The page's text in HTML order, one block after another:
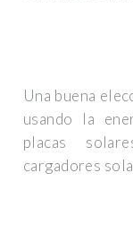
Una buena
usando la
placas
cargadores